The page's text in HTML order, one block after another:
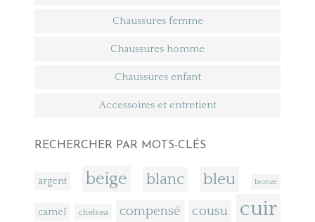
Chaussures femme
Chaussures homme
Chaussures enfant
Accessoires et entretient
RECHERCHER PAR MOTS-CLÉS
argent beige blanc bleu bronze
camel chelsea compensé cousu cuir